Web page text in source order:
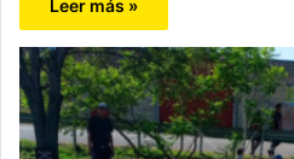
Leer más »